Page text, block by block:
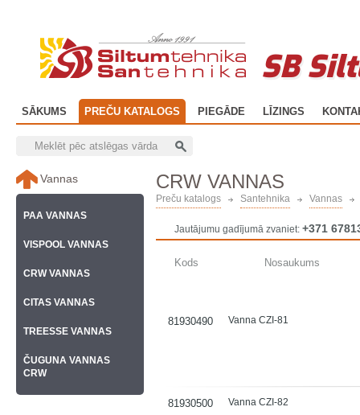
SB
SĀKUMS PREČU KATALOGS PIEGĀDE LĪZINGS
CRW VANNAS
Preču katalogs Santehnika Vannas
Jautājumu gadījumā zvaniet: +371
Kods Nosaukums
81930490 Vanna CZI-81
81930500 Vanna CZI-82
Vannas
PAA VANNAS
VISPOOL VANNAS
CRW VANNAS
CITAS VANNAS
TREESSE VANNAS
ČUGUNA VANNAS
CRW